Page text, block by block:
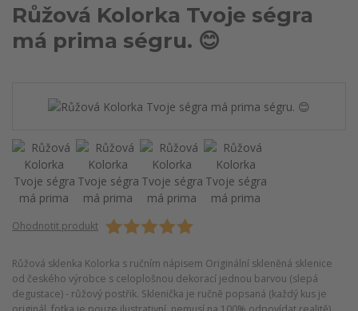
Růžová Kolorka Tvoje ségra
má prima ségru. 😊
Ohodnotit produkt
Růžová sklenka Kolorka s ručním nápisem Originální skleněná sklenice
od českého výrobce s celoplošnou dekorací jednou barvou (slepá
degustace) - růžový postřik. Sklenička je ručně popsaná (každý kus je